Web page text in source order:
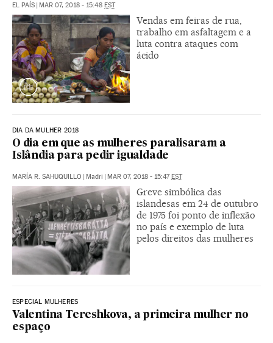
EL PAÍS | MAR 07, 2018 - 15:48 EST
Vendas em feiras de rua,
trabalho em asfaltagem e a
luta contra ataques com
ácido
DIA DA MULHER 2018
O dia em que as mulheres paralisaram a
Islândia para pedir igualdade
MARÍA R. SAHUQUILLO | Madri | MAR 07, 2018 - 15:47EST
Greve simbólica das
islandesas em 24 de outubro
de 1975 foi ponto de inflexão
no país e exemplo de luta
pelos direitos das mulheres
ESPECIAL MULHERES
Valentina Tereshkova, a primeira mulher no
espaço